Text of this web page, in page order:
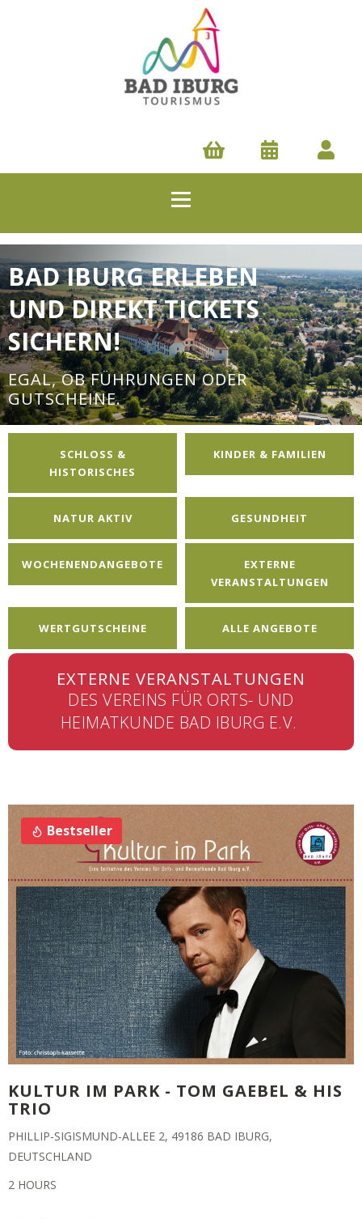
BAD IBURG ERLEBEN
UND DIREKT TICKETS
SICHERN!
EGAL, OB FÜHRUNGEN ODER
GUTSCHEINE.
SCHLOSS &
HISTORISCHES
KINDER & FAMILIEN
NATUR AKTIV GESUNDHEIT
WOCHENENDANGEBOTE
EXTERNE
VERANSTALTUNGEN
WERTGUTSCHEINE ALLE ANGEBOTE
EXTERNE VERANSTALTUNGEN
DES VEREINS FÜR ORTS- UND
HEIMATKUNDE BAD IBURG E.V.
Bestseller
KULTUR IM PARK - TOM GAEBEL & HIS
TRIO
PHILLIP-SIGISMUND-ALLEE 2, 49186 BAD IBURG,
DEUTSCHLAND
2 HOURS